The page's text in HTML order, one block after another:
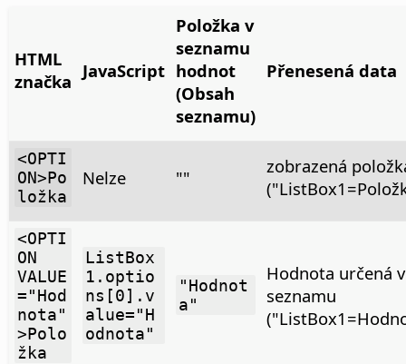
HTML
značka JavaScript
Položka v
seznamu
hodnot
(Obsah
seznamu)
Přenesená data
<OPTI
ON>Po
ložka
Nelze ""
zobrazená
<OPTI
ON
VALUE
="Hod
nota"
>Polo
žka
ListBox
1.optio
ns[0].v
alue="H
odnota"
"Hodnot
a"
Hodnota určená v
seznamu